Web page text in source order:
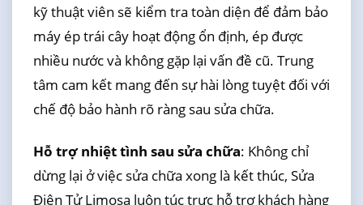
kỹ thuật viên sẽ kiểm tra toàn diện để đảm bảo
máy ép trái cây hoạt động ổn định, ép được
nhiều nước và không gặp lại vấn đề cũ. Trung
tâm cam kết mang đến sự hài lòng tuyệt đối với
chế độ bảo hành rõ ràng sau sửa chữa.
Hỗ trợ nhiệt tình sau sửa chữa: Không chỉ
dừng lại ở việc sửa chữa xong là kết thúc, Sửa
Điện Tử Limosa luôn túc trực hỗ trợ khách hàng